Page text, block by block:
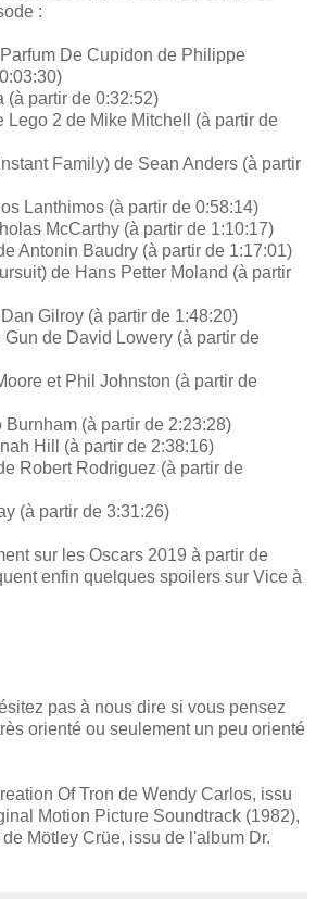
:
De Cupidon de Philippe
(à partir de 0:32:52)
Lego 2 de Mike Mitchell (à partir de
Family) de Sean Anders (à partir
Lanthimos (à partir de 0:58:14)
McCarthy (à partir de 1:10:17)
Antonin Baudry (à partir de 1:17:01)
de Hans Petter Moland (à partir
Gilroy (à partir de 1:48:20)
de David Lowery (à partir de
et Phil Johnston (à partir de
(à partir de 2:23:28)
Hill (à partir de 2:38:16)
Robert Rodriguez (à partir de
(à partir de 3:31:26)
sur les Oscars 2019 à partir de
enfin quelques spoilers sur Vice à
pas à nous dire si vous pensez
orienté ou seulement un peu orienté
Of Tron de Wendy Carlos, issu
Motion Picture Soundtrack (1982),
Mötley Crüe, issu de l'album Dr.